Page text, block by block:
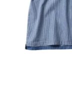
商品が見つか
最近閲覧した商品